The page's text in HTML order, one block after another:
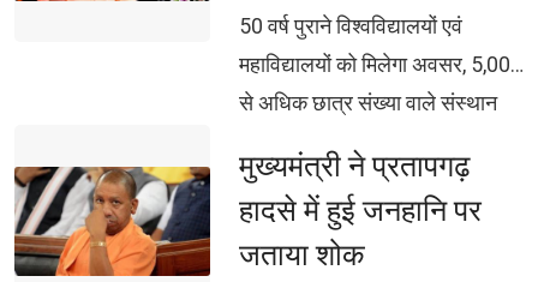
को भी गोरखपुर में एडमिट किया जा रहा
परंपरा संवर्धन शोधपीठ'
50 वर्ष पुराने विश्वविद्यालयों एवं
महाविद्यालयों को मिलेगा अवसर, 5,000
से अधिक छात्र संख्या वाले संस्थान
के लिए 2 करोड़ रुपए का एकमुश्त
अनुदान, एफडी के ब्याज से होगा
शोधपीठों का नियमित संचालन वेद,
मुख्यमंत्री ने प्रतापगढ़
हादसे में हुई जनहानि पर
जताया शोक